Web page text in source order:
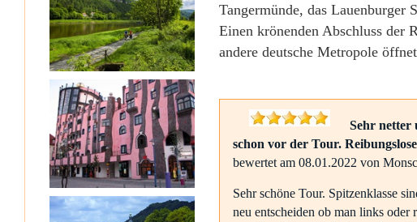
Tangermünde, das Lauenburger
Einen krönenden Abschluss der
andere deutsche Metropole
Sehr netter
schon vor der Tour.
bewertet am 08.01.2022 von
Sehr schöne Tour. Spitzenklasse
neu entscheiden ob man links